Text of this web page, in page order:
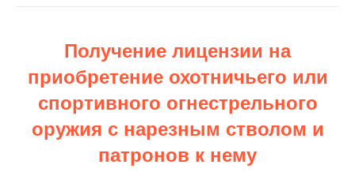
Получение лицензии на
приобретение охотничьего или
спортивного огнестрельного
оружия с нарезным стволом и
патронов к нему